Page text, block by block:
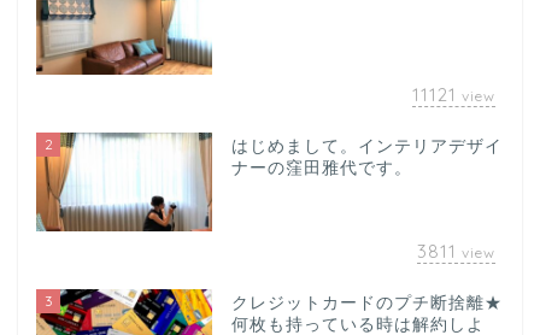
11121 view
2
はじめまして。インテリアデザイ
ナーの窪田雅代です。
3811 view
3
クレジットカードのプチ断捨離★
何枚も持っている時は解約しよ